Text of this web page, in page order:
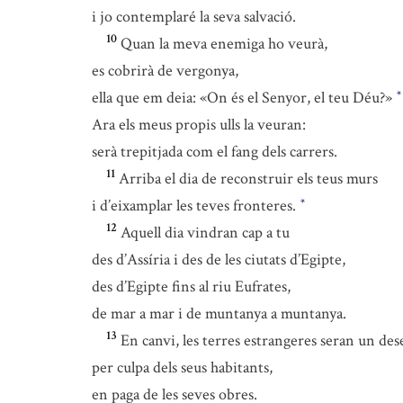
i jo contemplaré la seva salvació.
10 Quan la meva enemiga ho veurà,
es cobrirà de vergonya,
ella que em deia: «On és el Senyor, el teu Déu?» *
Ara els meus propis ulls la veuran:
serà trepitjada com el fang dels carrers.
11 Arriba el dia de reconstruir els teus murs
i d’eixamplar les teves fronteres. *
12 Aquell dia vindran cap a tu
des d’Assíria i des de les ciutats d’Egipte,
des d’Egipte fins al riu Eufrates,
de mar a mar i de muntanya a muntanya.
13 En canvi, les terres estrangeres seran un
per culpa dels seus habitants,
en paga de les seves obres.